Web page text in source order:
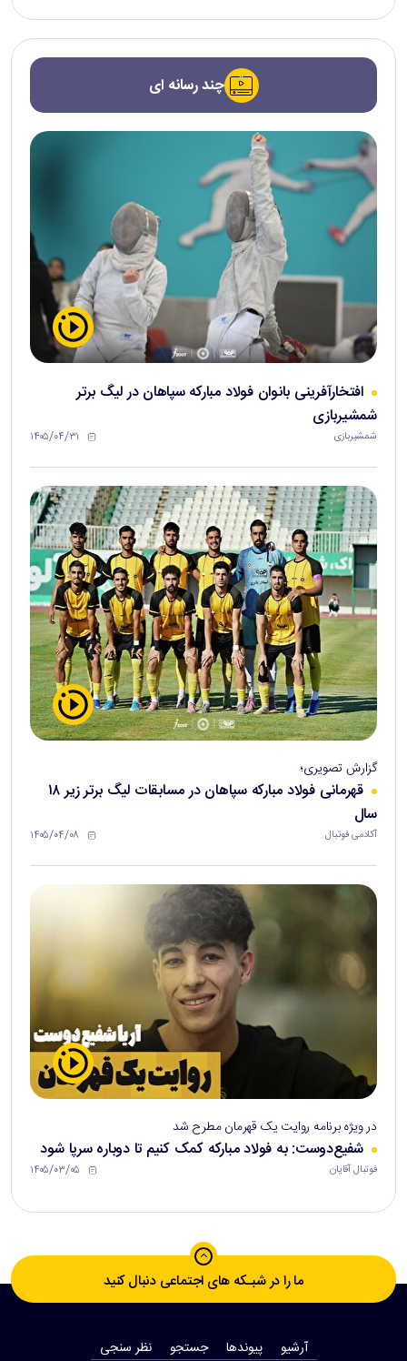
چند رسانه ای
افتخارآفرینی بانوان فولاد مبارکه سپاهان در لیگ برتر
شمشیربازی
شمشیربازی ۱۴۰۵/۰۴/۳۱
گزارش تصویری؛
قهرمانی فولاد مبارکه سپاهان در مسابقات لیگ برتر زیر ۱۸
سال
آکادمی فوتبال ۱۴۰۵/۰۴/۰۸
در ویژه برنامه روایت یک قهرمان مطرح شد
شفیع‌دوست: به فولاد مبارکه کمک کنیم تا دوباره سرپا شود
فوتبال آقایان ۱۴۰۵/۰۳/۰۵
ما را در شبـکه های اجتماعی دنبال کنید
آرشیو پیوندها جستجو
نظر سنجی